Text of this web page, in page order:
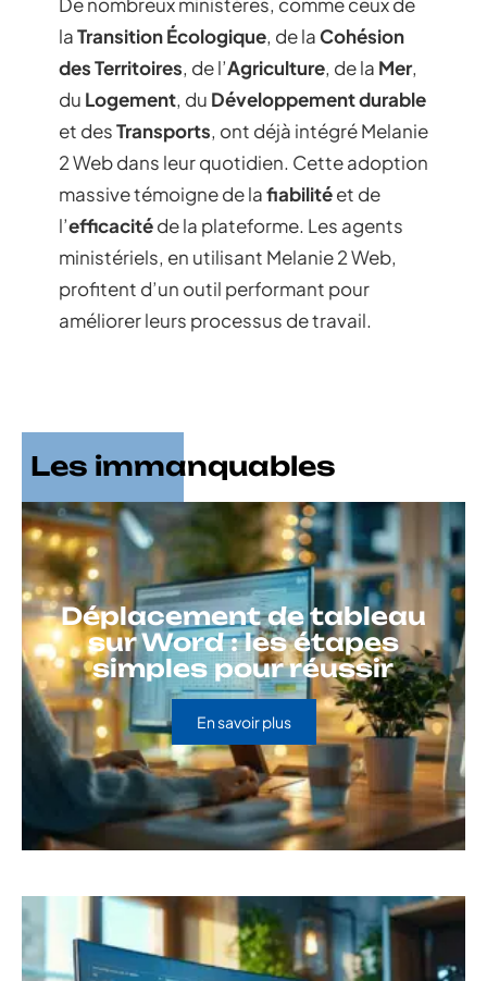
laTransition Écologique, de laCohésion
des Territoires, de l’Agriculture, de la Mer,
du Logement, du Développement durable
et desTransports, ont déjà intégré Melanie
2 Web dans leur quotidien. Cette adoption
massive témoigne de lafiabilitéet de
l’efficacitéde la plateforme. Les agents
ministériels, en utilisant Melanie 2 Web,
profitent d’un outil performant pour
améliorer leurs processus de travail.
Les immanquables
Déplacement de tableau
sur Word : les étapes
simples pour réussir
En savoir plus